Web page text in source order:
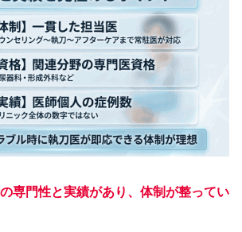
専門性と実績があり、体制が整ってい